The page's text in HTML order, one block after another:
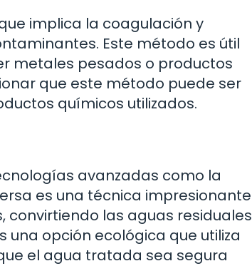
implica la coagulación y
Este método es útil
metales pesados o productos
que este método puede ser
químicos utilizados.
avanzadas como la
es una técnica impresionante
convirtiendo las aguas residuales
una opción ecológica que utiliza
el agua tratada sea segura